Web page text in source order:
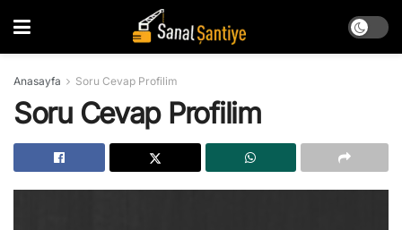
Anasayfa Soru Cevap Profilim
Soru Cevap Profilim